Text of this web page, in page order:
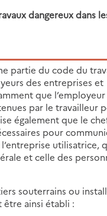
dangereux dans
partie du code du
des entreprises et
que
par le travailleur
également que le
pour
utilisatrice,
et celle des
souterrains ou
ainsi établi :